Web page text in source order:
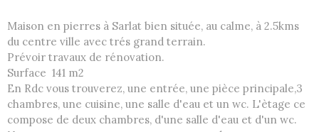
Maison en pierres à Sarlat bien située, au calme, à 2.5kms
du centre ville avec trés grand terrain.
Prévoir travaux de rénovation.
Surface 141 m2
En Rdc vous trouverez, une entrée, une pièce principale,3
chambres, une cuisine, une salle d'eau et un wc. L'ètage ce
compose de deux chambres, d'une salle d'eau et d'un wc.